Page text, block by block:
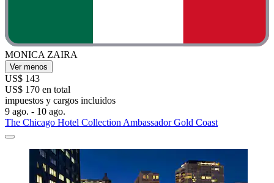
MONICA ZAIRA
Ver menos
US$ 143
US$ 170 en total
impuestos y cargos incluidos
9 ago. - 10 ago.
The Chicago Hotel Collection Ambassador Gold Coast